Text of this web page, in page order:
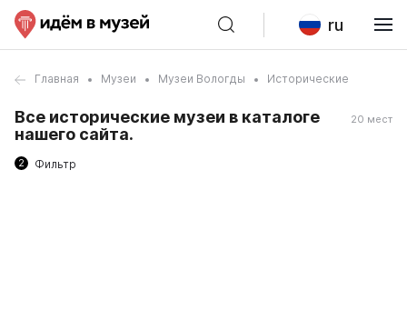
ru
Главная Музеи Музеи Вологды Исторические
Все исторические музеи в каталоге
нашего сайта.
20 мест
2 Фильтр